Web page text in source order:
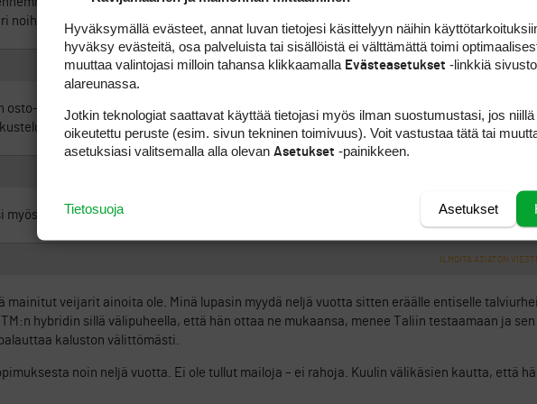
noihin ostoilmoituksiin tämän ketjun avausviestinkin mukaan.
ILMOITA ASIATON VIESTI
osto-ilmotuksen ja nyt oli tämä kyseinen Pakkanen tarjoomassa mailaa. Kyselin mailan
ni jääköön kaupat tekemättä. Kurussa olis tämä maila ollut.Kiitos varoituksesta.
myös jättämääni ostoilmoitukseen. En vaivautunut ottamaan yhteyttä.
ILMOITA ASIATON VIESTI
mainitut veijarit ainoita ole. Minä lupasin myydä neljä vuotta sitten eräälle entiselle
hybridin sillä välipuheella, että hän ottaa ne mukaansa, menee Taliin testaamaan ja
kaluston välittömästi.
noin neljä vuotta. Ei ole tullut mailoja – ei rahoja. Kuulin välikäsien kautta, että
Hyväksymällä evästeet, annat luvan tietojesi käsittelyyn näihin
hyväksy evästeitä, osa palveluista tai sisällöistä ei välttämättä toimi
muuttaa valintojasi milloin tahansa klikkaamalla Evästeasetukset -linkkiä
alareunassa.
Jotkin teknologiat saattavat käyttää tietojasi myös ilman suostumustasi, jos
oikeutettu peruste (esim. sivun tekninen toimivuus). Voit vastustaa tätä tai
asetuksiasi valitsemalla alla olevan Asetukset -painikkeen.
Asetukset
Tietosuoja